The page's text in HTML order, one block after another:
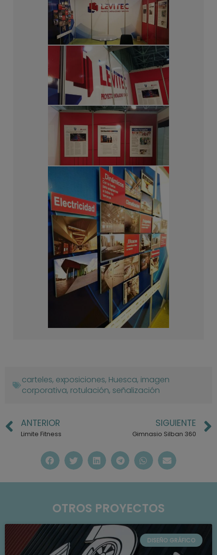
carteles, exposiciones, Huesca, imagen
corporativa, rotulación, señalización
ANTERIOR
Limite Fitness
SIGUIENTE
Gimnasio Silban 360
OTROS PROYECTOS
DISEÑO GRÁFICO